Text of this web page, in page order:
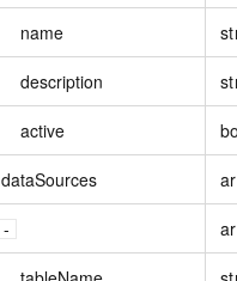
name
description
active
dataSources